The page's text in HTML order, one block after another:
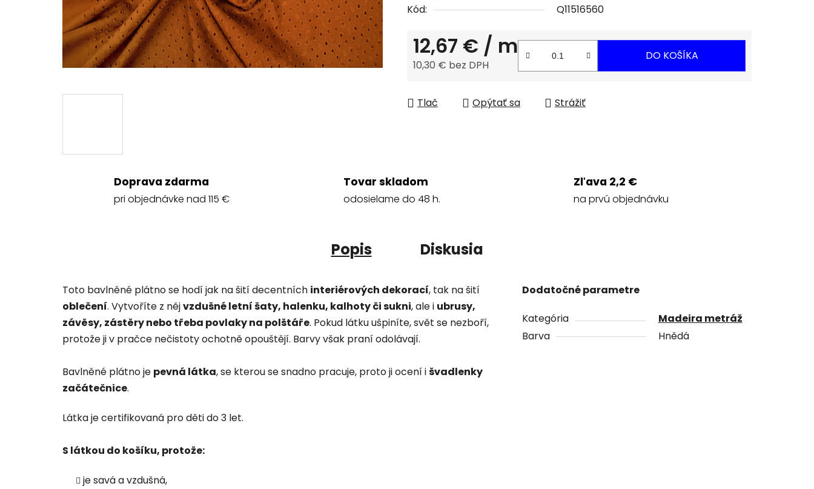
Kód:
Q11516560
12,67 € / m
10,30 € bez DPH
DO KOŠÍKA
Tlač Opýtať sa Strážiť
Doprava zdarma
pri objednávke nad 115 €
Tovar skladom
odosielame do 48 h.
Zľava 2,2 €
na prvú objednávku
Popis Diskusia
Toto bavlněné plátno se hodí jak na šití decentních interiérových dekorací, tak na šití
oblečení. Vytvoříte z nějvzdušné letní šaty, halenku, kalhoty či sukni, ale i ubrusy,
závěsy, zástěry nebo třeba povlaky na polštáře. Pokud látku ušpiníte, svět se nezboří,
protože ji v pračce nečistoty ochotně opouštějí. Barvy však praní odolávají.
Bavlněné plátno je pevná látka, se kterou se snadno pracuje, proto ji ocení išvadlenky
začátečnice.
Látka je certifikovaná pro děti do 3 let.
S látkou do košíku, protože:
je savá a vzdušná,
Dodatočné parametre
Kategória
Madeira metráž
Barva
Hnědá